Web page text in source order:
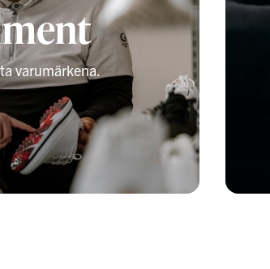
varumärkena.